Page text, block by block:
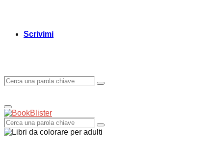
Scrivimi
Search
for:
Search
Primary
Menu
Search
for:
Search